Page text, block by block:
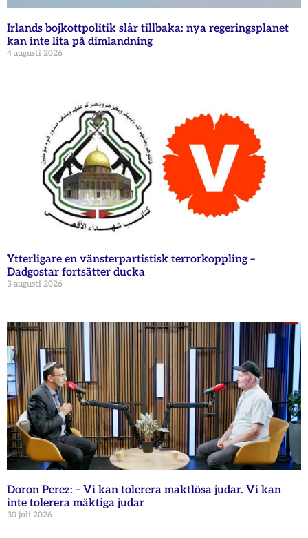
Irlands bojkottpolitik slår tillbaka: nya regeringsplanet
kan inte lita på dimlandning
4 augusti 2026
Ytterligare en vänsterpartistisk terrorkoppling –
Dadgostar fortsätter ducka
3 augusti 2026
Doron Perez: – Vi kan tolerera maktlösa judar. Vi kan
inte tolerera mäktiga judar
30 juli 2026